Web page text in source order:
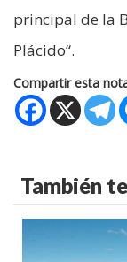
principal de la
Plácido“.
Compartir esta
También